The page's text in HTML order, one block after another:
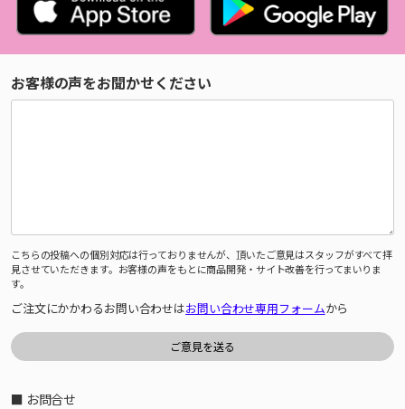
お客様の声をお聞かせください
こちらの投稿への個別対応は行っておりませんが、頂いたご意見はスタッフがすべて拝
見させていただきます。お客様の声をもとに商品開発・サイト改善を行ってまいりま
す。
ご注文にかかわるお問い合わせはお問い合わせ専用フォームから
■ お問合せ